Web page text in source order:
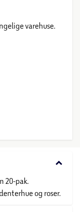
varehuse.
keyboard_arrow_down
20-pak.
og roser.